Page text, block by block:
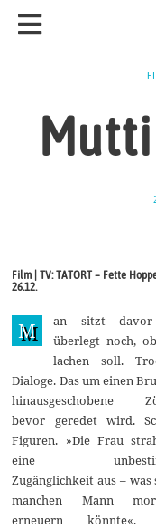
Film | TV: TATORT – Fette
26.12.
M
an sitzt
überlegt noch,
lachen soll.
Dialoge. Das um einen
hinausgeschobene
bevor geredet wird.
Figuren. »Die Frau
eine
Zugänglichkeit aus – was
manchen Mann
erneuern könnte«.